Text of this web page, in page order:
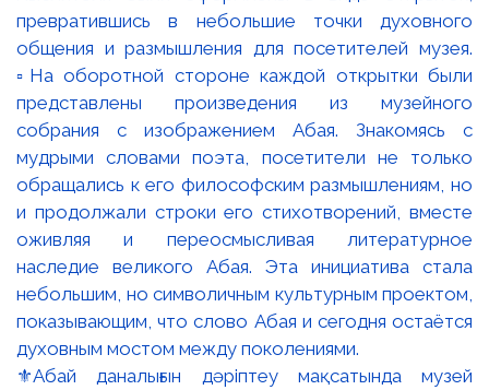
⚜️Абай даналығын дәріптеу мақсатында музей